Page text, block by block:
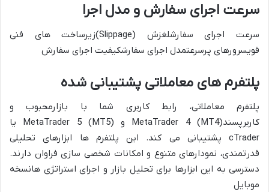
سرعت اجرای سفارش و مدل اجرا
سرعت اجرای سفارشلغزش (Slippage)
زیرساخت های فنی
قویسرورهای پرسرعتمدل اجرای سفارشکیفیت اجرای سفارش
پلتفرم های معاملاتی پشتیبانی شده
پلتفرم معاملاتی، رابط کاربری شما با بازارمحبوب و
کاربرپسندMetaTrader 4 (MT4) و
MetaTrader 5 (MT5) یا
cTrader پشتیبانی می کند. این پلتفرم ها ابزارهای تحلیلی
قدرتمندی، نمودارهای متنوع و امکانات شخصی سازی فراوان دارند.
دسترسی به این ابزارها برای تحلیل بازار و اجرای استراتژی هانسخه
موبایل